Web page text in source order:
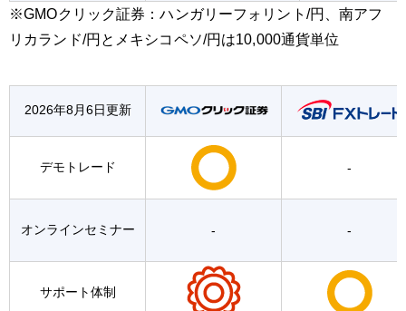
※GMOクリック証券：ハンガリーフォリント/円、南アフ
リカランド/円とメキシコペソ/円は10,000通貨単位
2026年8月6日更新
デモトレード -
オンラインセミナー - -
サポート体制